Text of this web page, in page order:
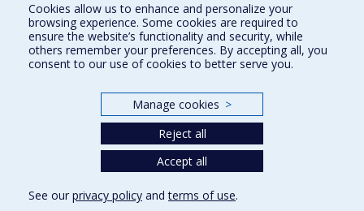
Nous trouver
Plan du site
Accessibilité
Cookies allow us to enhance and personalize your
browsing experience. Some cookies are required to
ensure the website’s functionality and security, while
others remember your preferences. By accepting all, you
consent to our use of cookies to better serve you.
Manage cookies >
Reject all
Accept all
See our privacy policy andterms of use.